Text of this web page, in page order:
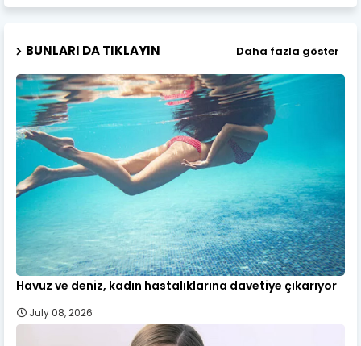
BUNLARI DA TIKLAYIN Daha fazla göster
Havuz ve deniz, kadın hastalıklarına davetiye çıkarıyor
July 08, 2026